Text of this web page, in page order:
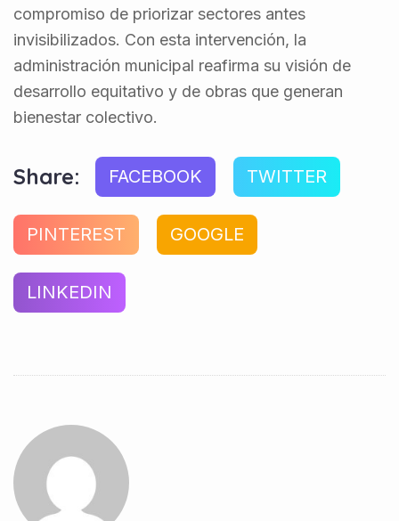
compromiso de priorizar sectores antes
invisibilizados. Con esta intervención, la
administración municipal reafirma su visión de
desarrollo equitativo y de obras que generan
bienestar colectivo.
Share: FACEBOOK TWITTER
PINTEREST GOOGLE
LINKEDIN